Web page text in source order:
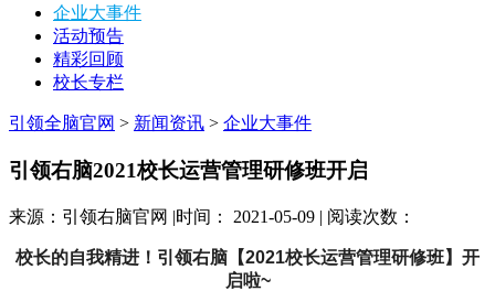
企业大事件
活动预告
精彩回顾
校长专栏
引领全脑官网 > 新闻资讯 > 企业大事件
引领右脑2021校长运营管理研修班开启
来源：引领右脑官网 |时间： 2021-05-09 | 阅读次数：
校长的自我精进！引领右脑【2021校长运营管理研修班】开
启啦~